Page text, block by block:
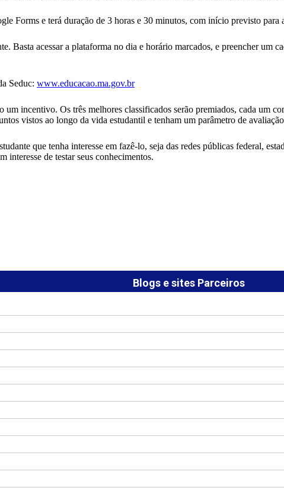
Forms e terá duração de 3 horas e 30 minutos, com início previsto
Basta acessar a plataforma no dia e horário marcados, e preencher um
Seduc: www.educacao.ma.gov.br
um incentivo. Os três melhores classificados serão premiados, cada um
vistos ao longo da vida estudantil e tenham um parâmetro de
que tenha interesse em fazê-lo, seja das redes públicas federal,
interesse de testar seus conhecimentos.
Blogs e sites Parceiros